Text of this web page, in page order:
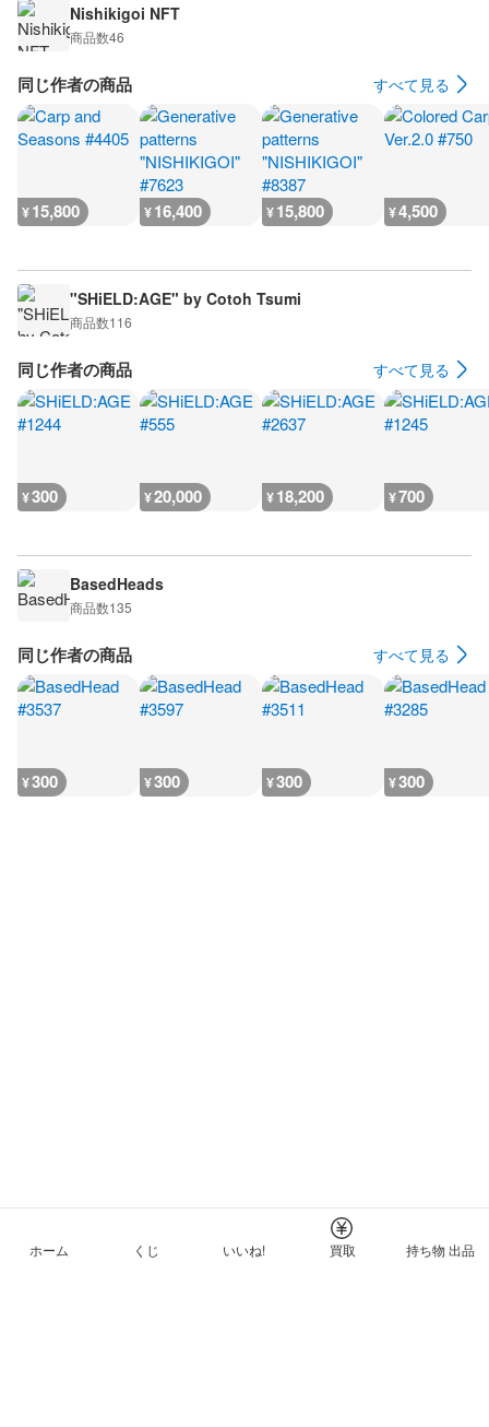
Nishikigoi NFT
商品数46
同じ作者の商品 すべて見る
¥15,800 ¥16,400 ¥15,800 ¥4,500
"SHiELD:AGE" by Cotoh Tsumi
商品数116
同じ作者の商品 すべて見る
¥300 ¥20,000 ¥18,200 ¥700
BasedHeads
商品数135
同じ作者の商品 すべて見る
¥300 ¥300 ¥300 ¥300
ホーム くじ いいね! 買取 持ち物 出品